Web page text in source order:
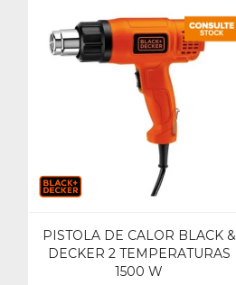
PISTOLA DE CALOR BLACK &
DECKER 2 TEMPERATURAS
1500 W